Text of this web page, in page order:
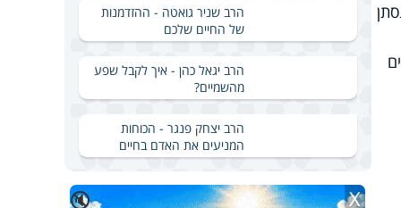
הרב שניר גואטה - ההזדמנות
של החיים שלכם
הרב יגאל כהן - איך לקבל שפע
מהשמיים?
הרב יצחק פנגר - הכוחות
המניעים את האדם בחיים
🔇 X